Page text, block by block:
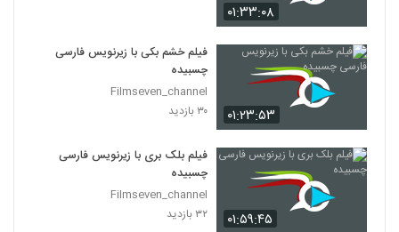
۰۱:۳۳:۰۸
۰۱:۲۳:۵۳
فیلم خشم بکی با زیرنویس فارسی
چسبیده
Filmseven_channel
۳۰ بازدید
۰۱:۵۹:۴۵
فیلم بلک بری با زیرنویس فارسی
چسبیده
Filmseven_channel
۳۲ بازدید